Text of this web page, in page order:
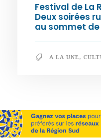
Festival de La
Deux soirées
au sommet
A LA UNE,